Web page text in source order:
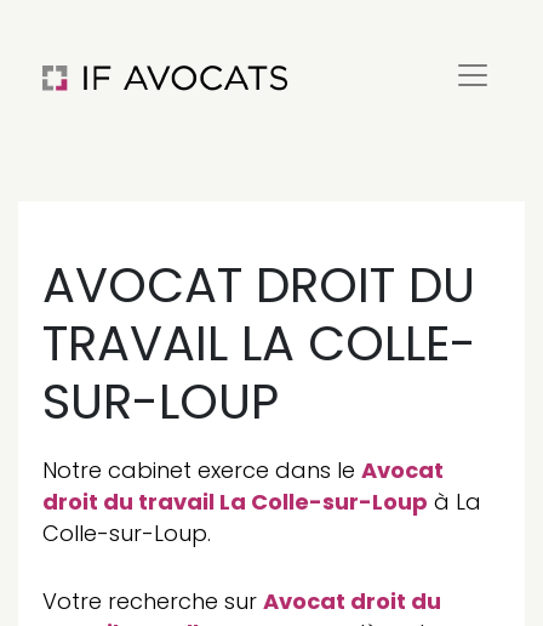
AVOCAT DROIT DU
TRAVAIL LA COLLE-
SUR-LOUP
Notre cabinet exerce dans le Avocat
droit du travail La Colle-sur-Loup à La
Colle-sur-Loup.
Votre recherche sur Avocat droit du